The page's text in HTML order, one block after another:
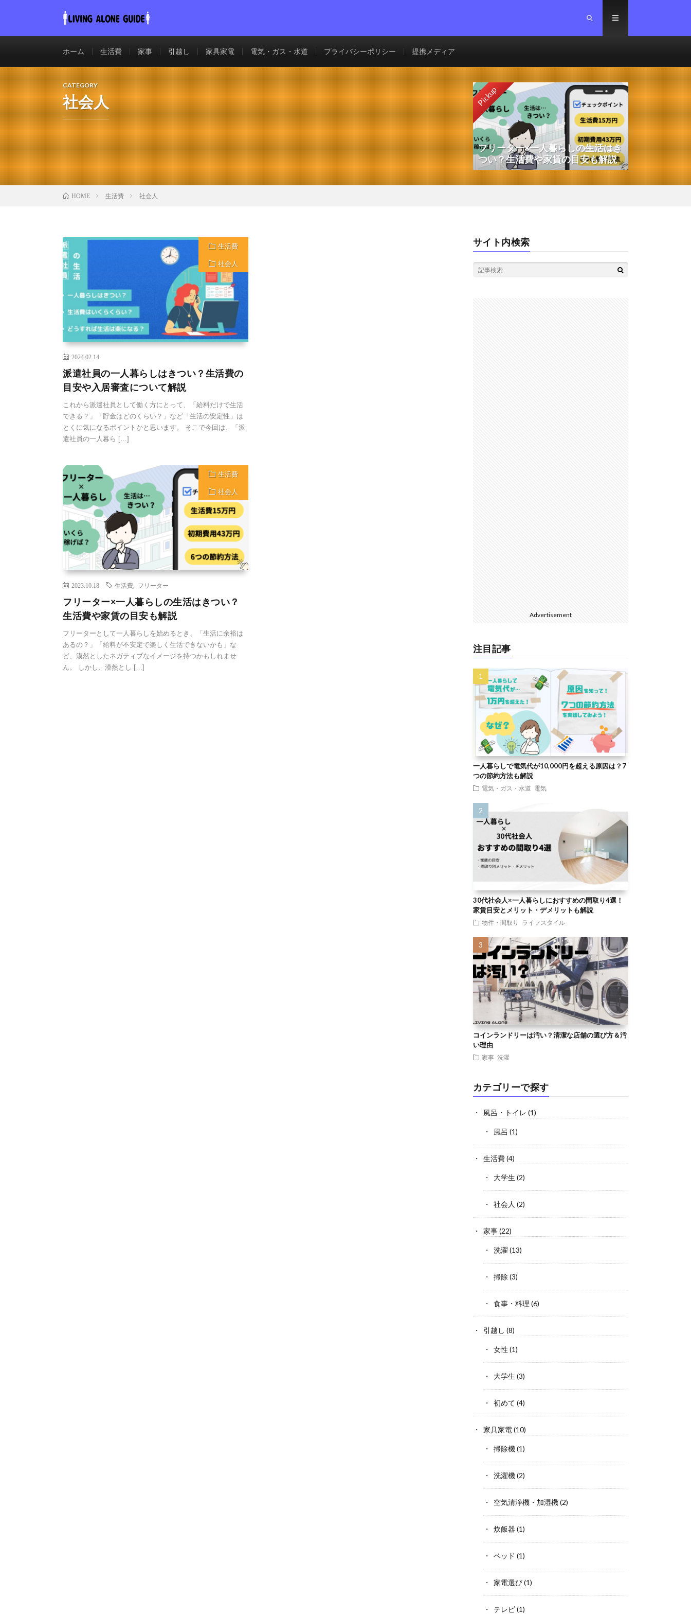
ホーム 生活費 家事 引越し 家具家電 電気・ガス・水道 プライバシーポリシー 提携メディア
CATEGORY
社会人 Pickup
フリーター×一人暮らしの生活はき
つい？生活費や家賃の目安も解説
HOME 生活費 社会人
生活費
社会人
2024.02.14
派遣社員の一人暮らしはきつい？生活費の
目安や入居審査について解説
これから派遣社員として働く方にとって、「給料だけで生活
できる？」「貯金はどのくらい？」など「生活の安定性」は
とくに気になるポイントかと思います。 そこで今回は、「派
遣社員の一人暮ら […]
生活費
社会人
2023.10.18 生活費 フリーター
フリーター×一人暮らしの生活はきつい？
生活費や家賃の目安も解説
フリーターとして一人暮らしを始めるとき、「生活に余裕は
あるの？」「給料が不安定で楽しく生活できないかも」な
ど、漠然としたネガティブなイメージを持つかもしれませ
ん。 しかし、漠然とし […]
サイト内検索
Advertisement
注目記事
一人暮らしで電気代が10,000円を超える原因は？7
つの節約方法も解説
電気・ガス・水道 電気
30代社会人×一人暮らしにおすすめの間取り4選！
家賃目安とメリット・デメリットも解説
物件・間取り ライフスタイル
コインランドリーは汚い？清潔な店舗の選び方＆汚
い理由
家事 洗濯
カテゴリーで探す
風呂・トイレ (1)
風呂 (1)
生活費(4)
大学生 (2)
社会人 (2)
家事(22)
洗濯 (13)
掃除 (3)
食事・料理 (6)
引越し (8)
女性 (1)
大学生 (3)
初めて (4)
家具家電(10)
掃除機(1)
洗濯機(2)
空気清浄機・加湿機(2)
炊飯器 (1)
ベッド (1)
家電選び(1)
テレビ(1)